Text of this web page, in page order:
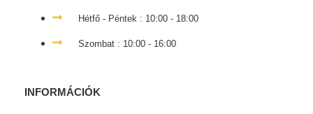
Hétfő - Péntek : 10:00 - 18:00
Szombat : 10:00 - 16:00
INFORMÁCIÓK